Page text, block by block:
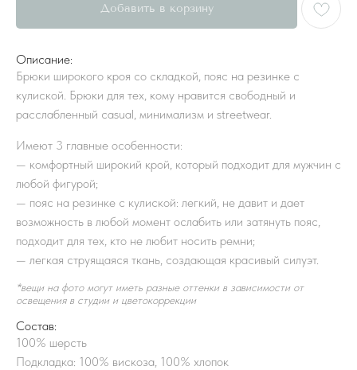
Добавить в корзину
Описание:
Брюки широкого кроя со складкой, пояс на резинке с
кулиской. Брюки для тех, кому нравится свободный и
расслабленный casual, минимализм и streetwear.
Имеют 3 главные особенности:
— комфортный широкий крой, который подходит для мужчин с
любой фигурой;
— пояс на резинке с кулиской: легкий, не давит и дает
возможность в любой момент ослабить или затянуть пояс,
подходит для тех, кто не любит носить ремни;
— легкая струящаяся ткань, создающая красивый силуэт.
*вещи на фото могут иметь разные оттенки в зависимости от
освещения в студии и цветокоррекции
Состав:
100% шерсть
Подкладка: 100% вискоза, 100% хлопок